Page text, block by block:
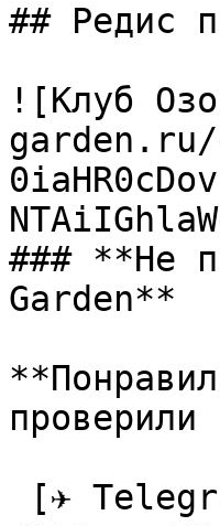
## Редис
![Клуб
garden.ru/
### **Не
Garden**